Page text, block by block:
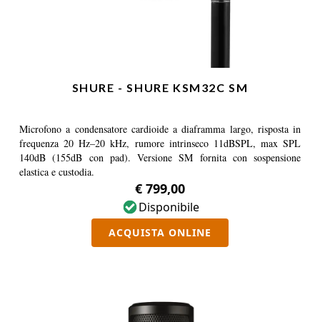
SHURE - SHURE KSM32C SM
Microfono a condensatore cardioide a diaframma largo, risposta in
frequenza 20 Hz–20 kHz, rumore intrinseco 11dBSPL, max SPL
140dB (155dB con pad). Versione SM fornita con sospensione
elastica e custodia.
€ 799,00
Disponibile
ACQUISTA ONLINE